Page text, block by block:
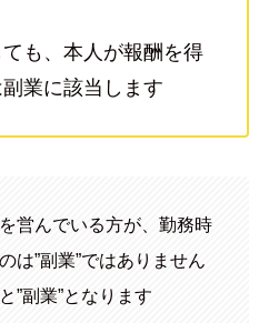
も、本人が報酬を得
業に該当します
営んでいる方が、勤務時
は”副業”ではありません
”副業”となります